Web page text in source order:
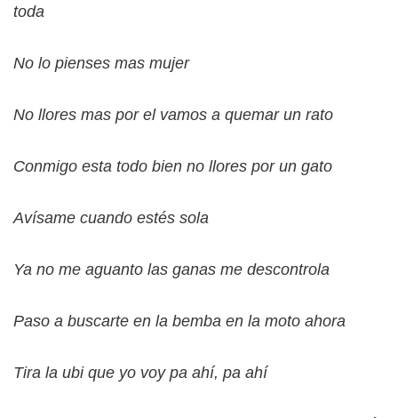
toda
No lo pienses mas mujer
No llores mas por el vamos a quemar un rato
Conmigo esta todo bien no llores por un gato
Avísame cuando estés sola
Ya no me aguanto las ganas me descontrola
Paso a buscarte en la bemba en la moto ahora
Tira la ubi que yo voy pa ahí, pa ahí